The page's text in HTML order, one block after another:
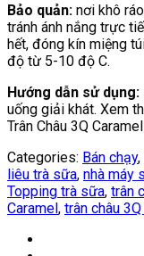
Bảo quản: nơi khô
tránh ánh nắng trực
hết, đóng kín miệng
độ từ 5-10 độ C.
Hướng dẫn sử dụng:
uống giải khát. Xem
Trân Châu 3Q
Categories: Bán chạy,
liêu trà sữa, nhà máy
Topping trà sữa, trân
Caramel, trân châu